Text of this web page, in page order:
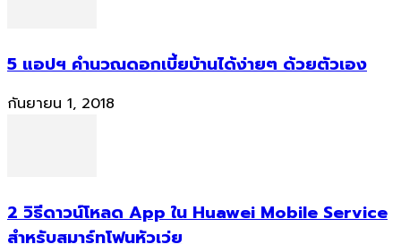
5 แอปฯ คำนวณดอกเบี้ยบ้านได้ง่ายๆ ด้วยตัวเอง
กันยายน 1, 2018
2 วิธีดาวน์โหลด App ใน Huawei Mobile Service
สำหรับสมาร์ทโฟนหัวเว่ย